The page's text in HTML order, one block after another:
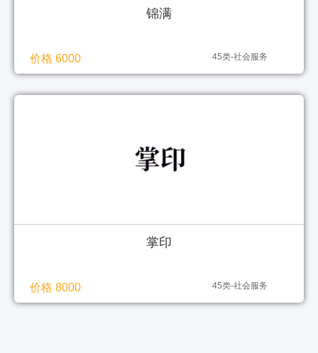
锦满
价格 6000 45类-社会服务
掌印
价格 8000 45类-社会服务